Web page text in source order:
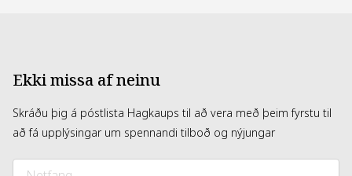
Ekki missa af neinu
Skráðu þig á póstlista Hagkaups til að vera með þeim fyrstu til
að fá upplýsingar um spennandi tilboð og nýjungar